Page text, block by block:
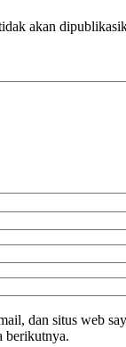
akan
dan situs web
berikutnya.